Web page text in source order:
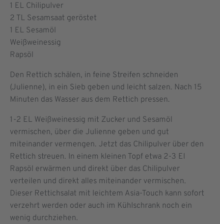
1 EL Chilipulver
2 TL Sesamsaat geröstet
1 EL Sesamöl
Weißweinessig
Rapsöl
Den Rettich schälen, in feine Streifen schneiden
(Julienne), in ein Sieb geben und leicht salzen. Nach 15
Minuten das Wasser aus dem Rettich pressen.
1-2 EL Weißweinessig mit Zucker und Sesamöl
vermischen, über die Julienne geben und gut
miteinander vermengen. Jetzt das Chilipulver über den
Rettich streuen. In einem kleinen Topf etwa 2-3 El
Rapsöl erwärmen und direkt über das Chilipulver
verteilen und direkt alles miteinander vermischen.
Dieser Rettichsalat mit leichtem Asia-Touch kann sofort
verzehrt werden oder auch im Kühlschrank noch ein
wenig durchziehen.